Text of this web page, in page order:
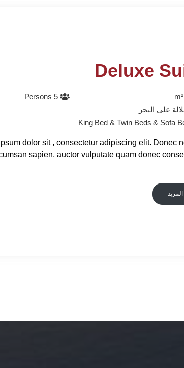
Deluxe
5 Persons
على البحر
dolor sit , consectetur adipiscing elit. Donec
sapien, auctor vulputate quam donec
المزيد